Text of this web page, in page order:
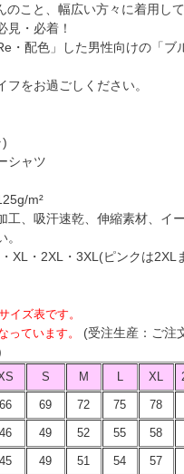
のこと、幅広い方々に着用し
見・必着！
・配色」した男性向けの「ブ
をお過ごしください。
)
シャツ
m²
工、吸汗速乾、伸縮素材、イ
XL・2XL・3XL(ピンクは2XL
イズ表です。
っています。
(受注生産：ご注
S M XL
66 69 72 75 78
46 49 52 55 58
45 49 51 54 57